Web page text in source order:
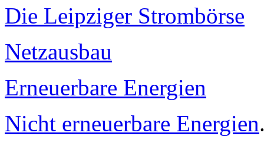
Die Leipziger Strombörse
Netzausbau
Erneuerbare Energien
Nicht erneuerbare Energien